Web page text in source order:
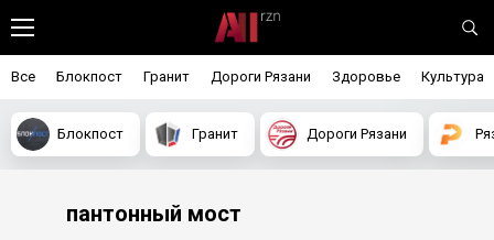
Все Блокпост Гранит Дороги Рязани Здоровье Культура
Блокпост Гранит Дороги Рязани
пантонный мост